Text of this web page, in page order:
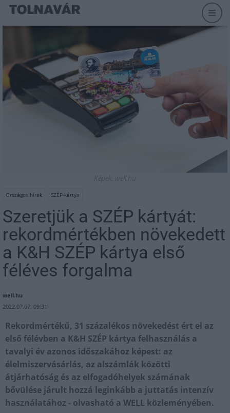
Képek: well.hu
Országos hírek SZÉP-kártya
Szeretjük a SZÉP kártyát:
rekordmértékben növekedett
a K&H SZÉP kártya első
féléves forgalma
well.hu
2022.07.07. 09:31
Rekordmértékű, 31 százalékos növekedést ért el az
első félévben a K&H SZÉP kártya felhasználás a
tavalyi év azonos időszakához képest: az
élelmiszervásárlás, az alszámlák közötti
átjárhatóság és az elfogadóhelyek számának
bővülése járult hozzá leginkább a juttatás intenzív
használatához - olvasható a WELL közleményében.